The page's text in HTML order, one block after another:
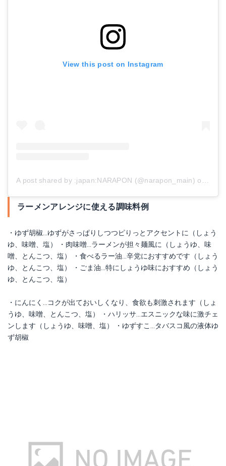
View this post on Instagram
A post shared by :japan:NARAPON (@narapon_main) on
ラーメンアレンジに使える調味料例
・ゆず胡椒…ゆずがさっぱりしつつピりっとアクセントに（しょう
ゆ、味噌、塩） ・肉味噌…ラーメンが担々麺風に（しょうゆ、味
噌、とんこつ、塩） ・食べるラー油…辛党におすすめです（しょう
ゆ、とんこつ、塩） ・ごま油…特にしょうゆ味におすすめ（しょう
ゆ、とんこつ、塩）
・にんにく…コクが出ておいしくなり、食欲も刺激されます（しょ
うゆ、味噌、とんこつ、塩） ・ハリッサ…エスニックな味に激チェ
ンします（しょうゆ、味噌、塩） ・ゆずすこ…タバスコ風の液体ゆ
ず胡椒